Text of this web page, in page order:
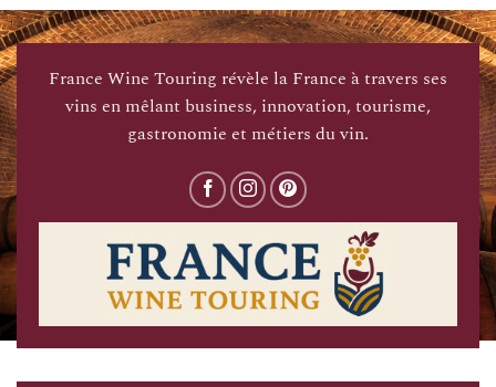
France Wine Touring révèle la France à travers ses
vins en mêlant business, innovation, tourisme,
gastronomie et métiers du vin.